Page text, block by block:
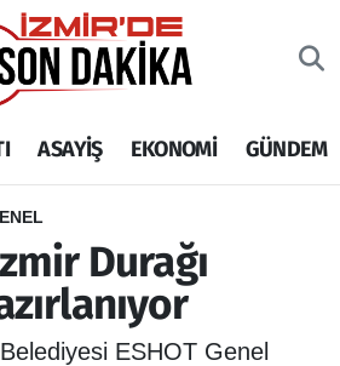
ASAYİŞ EKONOMİ GÜNDEM
Durağı
ESHOT Genel
Haritası
Fikstür